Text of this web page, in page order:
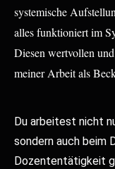
systemische
alles funktioniert im
Diesen wertvollen
meiner Arbeit als
Du arbeitest nicht
sondern auch beim
Dozententätigkeit